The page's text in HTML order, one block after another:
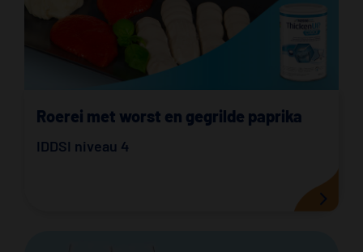
Roerei met worst en gegrilde paprika
IDDSI niveau 4